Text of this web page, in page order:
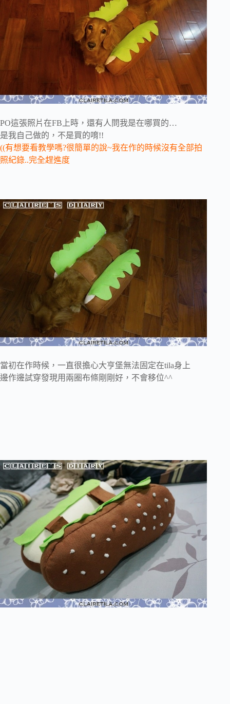
PO這張照片在FB上時，還有人問我是在哪買的…
是我自己做的，不是買的唷!!
((有想要看教學嗎?很簡單的說~我在作的時候沒有全部拍
照紀錄..完全趕進度
當初在作時候，一直很擔心大亨堡無法固定在tila身上
邊作邊試穿發現用兩圈布條剛剛好，不會移位^^